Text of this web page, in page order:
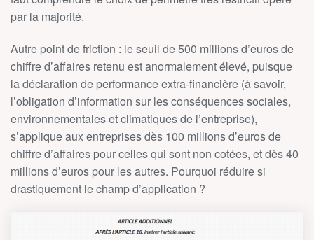
par la majorité.
Autre point de friction : le seuil de 500 millions d’euros de
chiffre d’affaires retenu est anormalement élevé, puisque
la déclaration de performance extra-financière (à savoir,
l’obligation d’information sur les conséquences sociales,
environnementales et climatiques de l’entreprise),
s’applique aux entreprises dès 100 millions d’euros de
chiffre d’affaires pour celles qui sont non cotées, et dès 40
millions d’euros pour les autres. Pourquoi réduire si
drastiquement le champ d’application ?